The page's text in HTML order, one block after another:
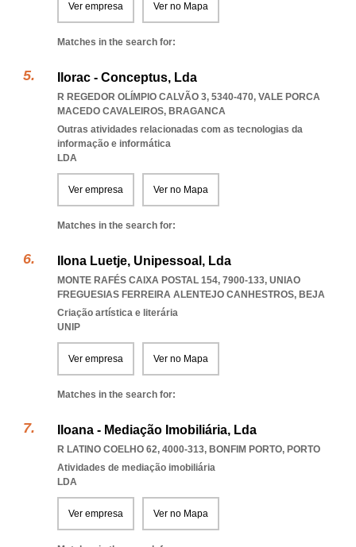
Ver empresa Ver no Mapa
Matches in the search for:
Ilorac - Conceptus, Lda
R REGEDOR OLÍMPIO CALVÃO 3, 5340-470, VALE PORCA
MACEDO CAVALEIROS, BRAGANCA
Outras atividades relacionadas com as tecnologias da
informação e informática
LDA
Ver empresa Ver no Mapa
Matches in the search for:
Ilona Luetje, Unipessoal, Lda
MONTE RAFÉS CAIXA POSTAL 154, 7900-133, UNIAO
FREGUESIAS FERREIRA ALENTEJO CANHESTROS, BEJA
Criação artística e literária
UNIP
Ver empresa Ver no Mapa
Matches in the search for:
Iloana - Mediação Imobiliária, Lda
R LATINO COELHO 62, 4000-313, BONFIM PORTO, PORTO
Atividades de mediação imobiliária
LDA
Ver empresa Ver no Mapa